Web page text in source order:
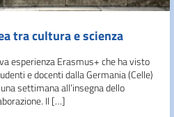
tra cultura e scienza
esperienza Erasmus+ che ha visto
e docenti dalla Germania (Celle)
settimana all’insegna dello
Il […]